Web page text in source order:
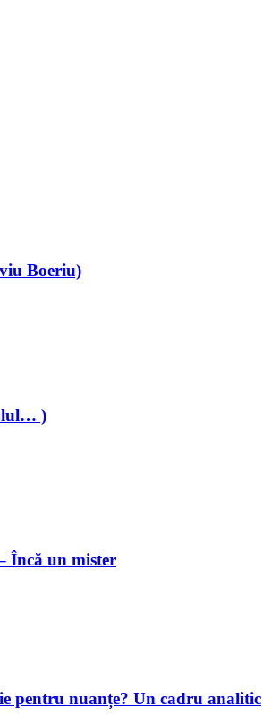
Boeriu)
)
Încă un mister
pentru nuanțe? Un cadru analitic